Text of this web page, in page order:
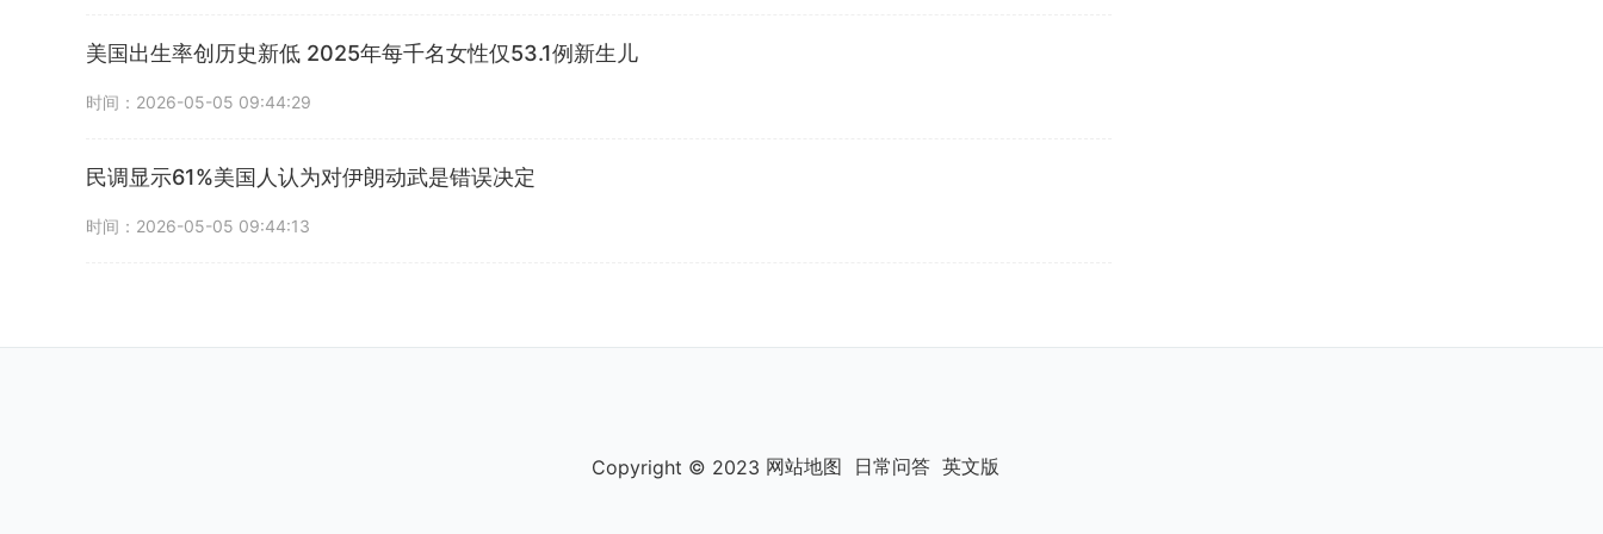
美国出生率创历史新低 2025年每千名女性仅53.1例新生儿
时间：2026-05-05 09:44:29
民调显示61%美国人认为对伊朗动武是错误决定
时间：2026-05-05 09:44:13
Copyright © 2023 网站地图 日常问答 英文版